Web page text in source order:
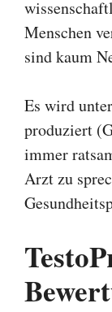
Menschen
sind kaum
Es wird
produziert
immer
Arzt zu